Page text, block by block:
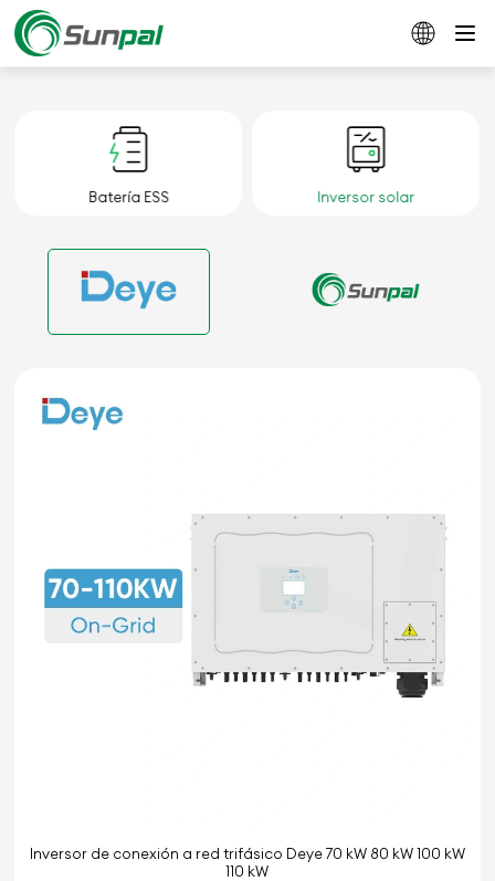
Batería ESS Inversor solar
Inversor de conexión a red trifásico Deye 70 kW 80 kW 100 kW
110 kW